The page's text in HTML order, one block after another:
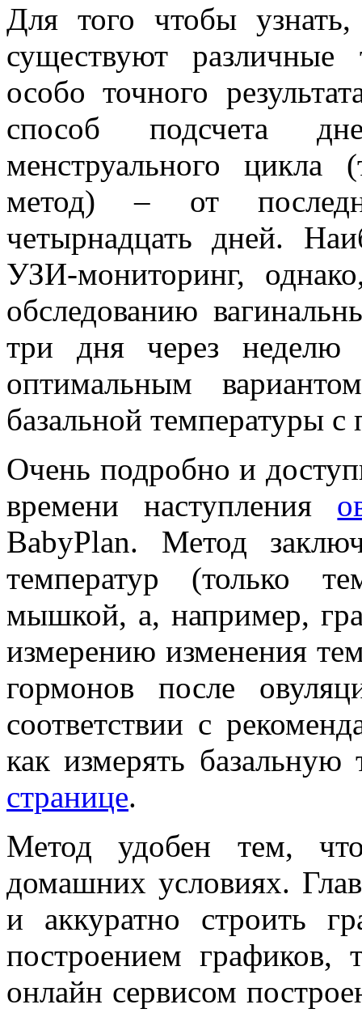
Для того чтобы
существуют
особо точного
способ подсчета
менструального цикла
метод) – от
четырнадцать дней.
УЗИ-мониторинг,
обследованию
три дня через неделю
оптимальным
базальной температуры
Очень подробно и
времени наступления
BabyPlan. Метод
температур (только
мышкой, а, например,
измерению изменения
гормонов после
соответствии с
как измерять
странице.
Метод удобен тем,
домашних условиях.
и аккуратно строить
построением графиков,
онлайн сервисом